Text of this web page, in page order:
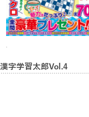
漢字学習太郎Vol.4